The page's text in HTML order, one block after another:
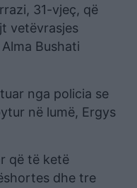
31-vjeç, që
vetëvrasjes
Bushati
nga policia se
në lumë, Ergys
që të ketë
dhe tre